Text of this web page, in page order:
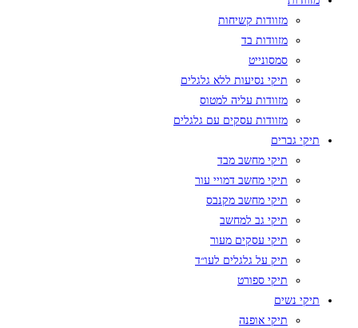
מזוודות קשיחות
מזוודות בד
סמסונייט
תיקי נסיעות ללא גלגלים
מזוודות עליה למטוס
מזוודות עסקים עם גלגלים
תיקי גברים
תיקי מחשב מבד
תיקי מחשב דמויי עור
תיקי מחשב מקנבס
תיקי גב למחשב
תיקי עסקים מעור
תיק על גלגלים לעו״ד
תיקי ספורט
תיקי נשים
תיקי אופנה